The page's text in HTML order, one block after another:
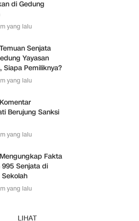
di Gedung
yang lalu
Senjata
Yayasan
Siapa Pemiliknya?
yang lalu
Berujung Sanksi
yang lalu
Fakta
995 Senjata di
yang lalu
LIHAT